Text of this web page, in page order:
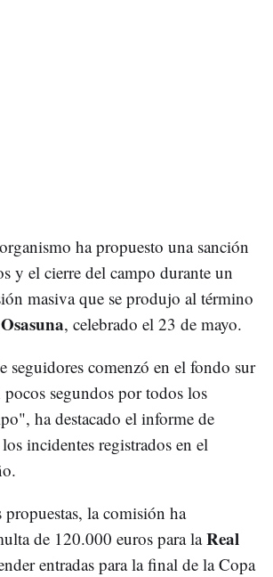
ha propuesto una sanción
y el cierre del campo durante un
masiva que se produjo al término
Osasuna, celebrado el 23 de mayo.
seguidores comenzó en el fondo sur
segundos por todos los
ha destacado el informe de
incidentes registrados en el
propuestas, la comisión ha
de 120.000 euros para laReal
entradas para la final de la Copa